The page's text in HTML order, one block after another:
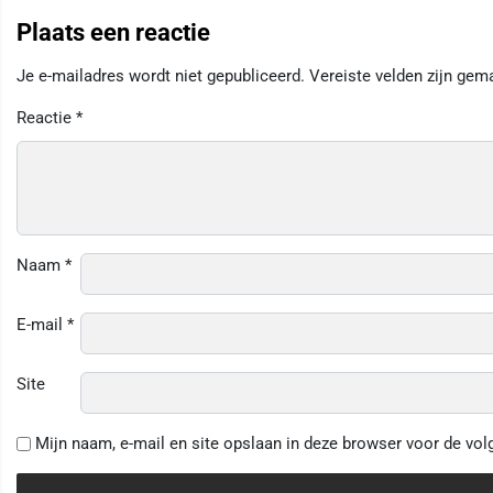
Plaats een reactie
Je e-mailadres wordt niet gepubliceerd. Vereiste velden zijn
Reactie *
Naam *
E-mail *
Site
Mijn naam, e-mail en site opslaan in deze browser voor de